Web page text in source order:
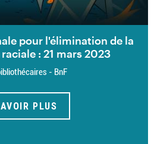
pour l'élimination de la
: 21 mars 2023
- BnF
PLUS